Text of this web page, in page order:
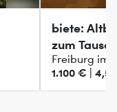
biete:
zum Tausch
Freiburg im
1.100 € | 4,5